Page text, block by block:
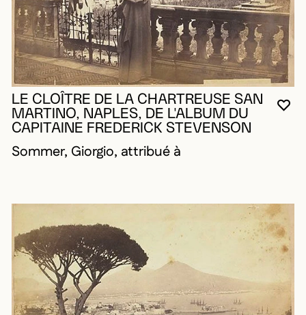
LE CLOÎTRE DE LA CHARTREUSE SAN
MARTINO, NAPLES, DE L'ALBUM DU
CAPITAINE FREDERICK STEVENSON
Sommer, Giorgio, attribué à